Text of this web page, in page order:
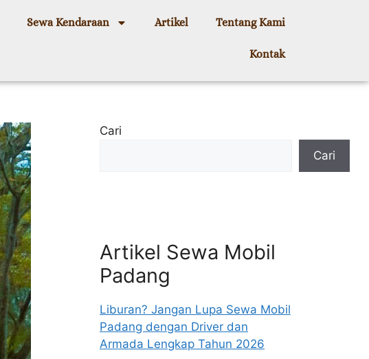
Sewa Kendaraan Artikel Tentang Kami
Kontak
Cari
Cari
Artikel Sewa Mobil
Padang
Liburan? Jangan Lupa Sewa Mobil
Padang dengan Driver dan
Armada Lengkap Tahun 2026